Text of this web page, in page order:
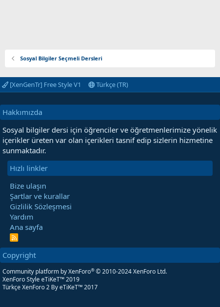
Sosyal Bilgiler Seçmeli Dersleri
[XenGenTr] Free Style V1 Türkçe (TR)
Hakkımızda
Sosyal bilgiler dersi için öğrenciler ve öğretmenlerimize yönelik
içerikler üreten var olan içerikleri tasnif edip sizlerin hizmetine
sunmaktadır.
Hızlı linkler
Bize ulaşın
Şartlar ve kurallar
Gizlilik Sözleşmesi
Yardım
Ana sayfa
R
S
Copyright
Community platform by XenForo® © 2010-2024 XenForo Ltd.
XenForo Style eTiKeT™ 2019
Türkçe XenForo 2 By eTiKeT™ 2017